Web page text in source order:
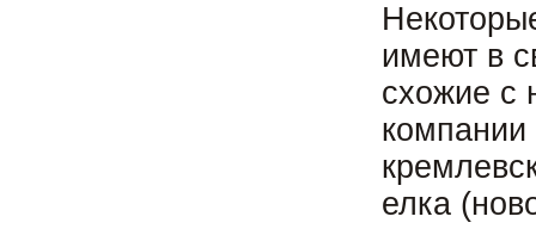
имеют в
схожие с
елка